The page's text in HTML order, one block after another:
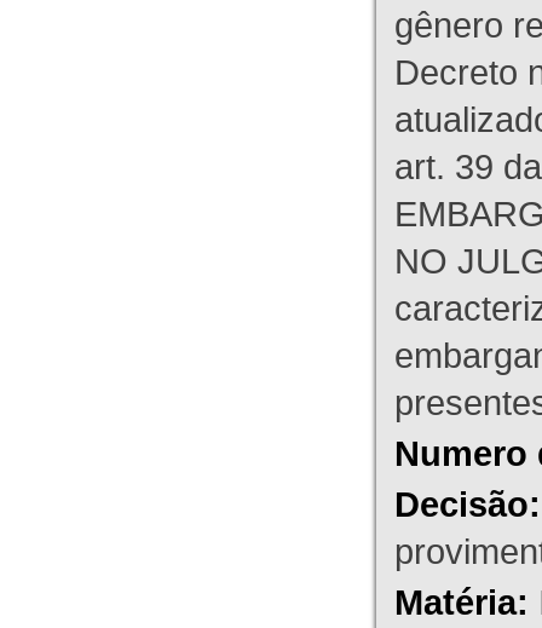
gênero
Decreto
art. 39
NO
Numero
Decisão:
Matéria: